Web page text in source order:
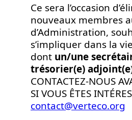
Ce sera l’occasion
nouveaux membres
d’Administration,
s’impliquer dans la
dont un/une
trésorier(e) adjoint(e
CONTACTEZ-NOUS
SI VOUS ÊTES
contact@verteco.org